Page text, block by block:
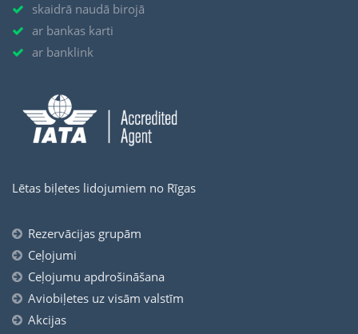
skaidrā naudā birojā
ar bankas karti
ar banklink
Lētas biļetes lidojumiem no Rīgas
Rezervācijas grupām
Ceļojumi
Ceļojumu apdrošināšana
Aviobiļetes uz visām valstīm
Akcijas